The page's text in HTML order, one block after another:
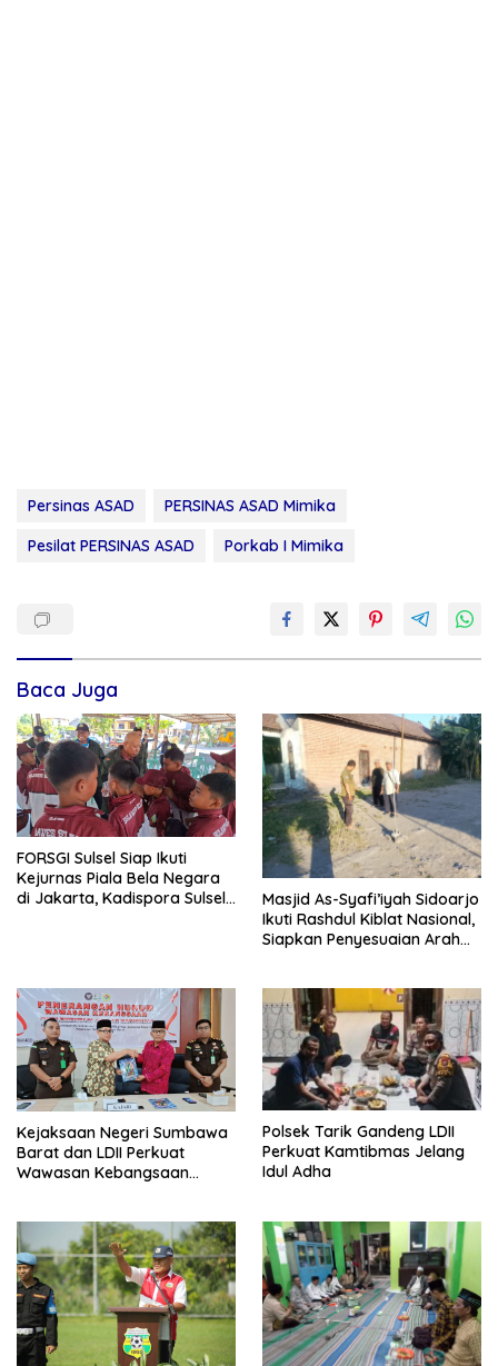
Persinas ASAD
PERSINAS ASAD Mimika
Pesilat PERSINAS ASAD
Porkab I Mimika
Baca Juga
FORSGI Sulsel Siap Ikuti
Kejurnas Piala Bela Negara
di Jakarta, Kadispora Sulsel
Masjid As-Syafi’iyah Sidoarjo
Ikuti Rashdul Kiblat Nasional,
Siapkan Penyesuaian Arah
Kejaksaan Negeri Sumbawa
Barat dan LDII Perkuat
Wawasan Kebangsaan
Polsek Tarik Gandeng LDII
Perkuat Kamtibmas Jelang
Idul Adha